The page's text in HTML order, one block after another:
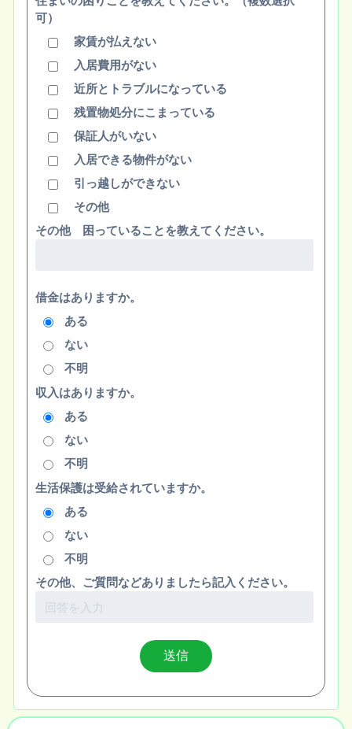
可）
家賃が払えない
入居費用がない
近所とトラブルになっている
残置物処分にこまっている
保証人がいない
入居できる物件がない
引っ越しができない
その他
その他 困っていることを教えてください。
借金はありますか。
ある
ない
不明
収入はありますか。
ある
ない
不明
生活保護は受給されていますか。
ある
ない
不明
その他、ご質問などありましたら記入ください。